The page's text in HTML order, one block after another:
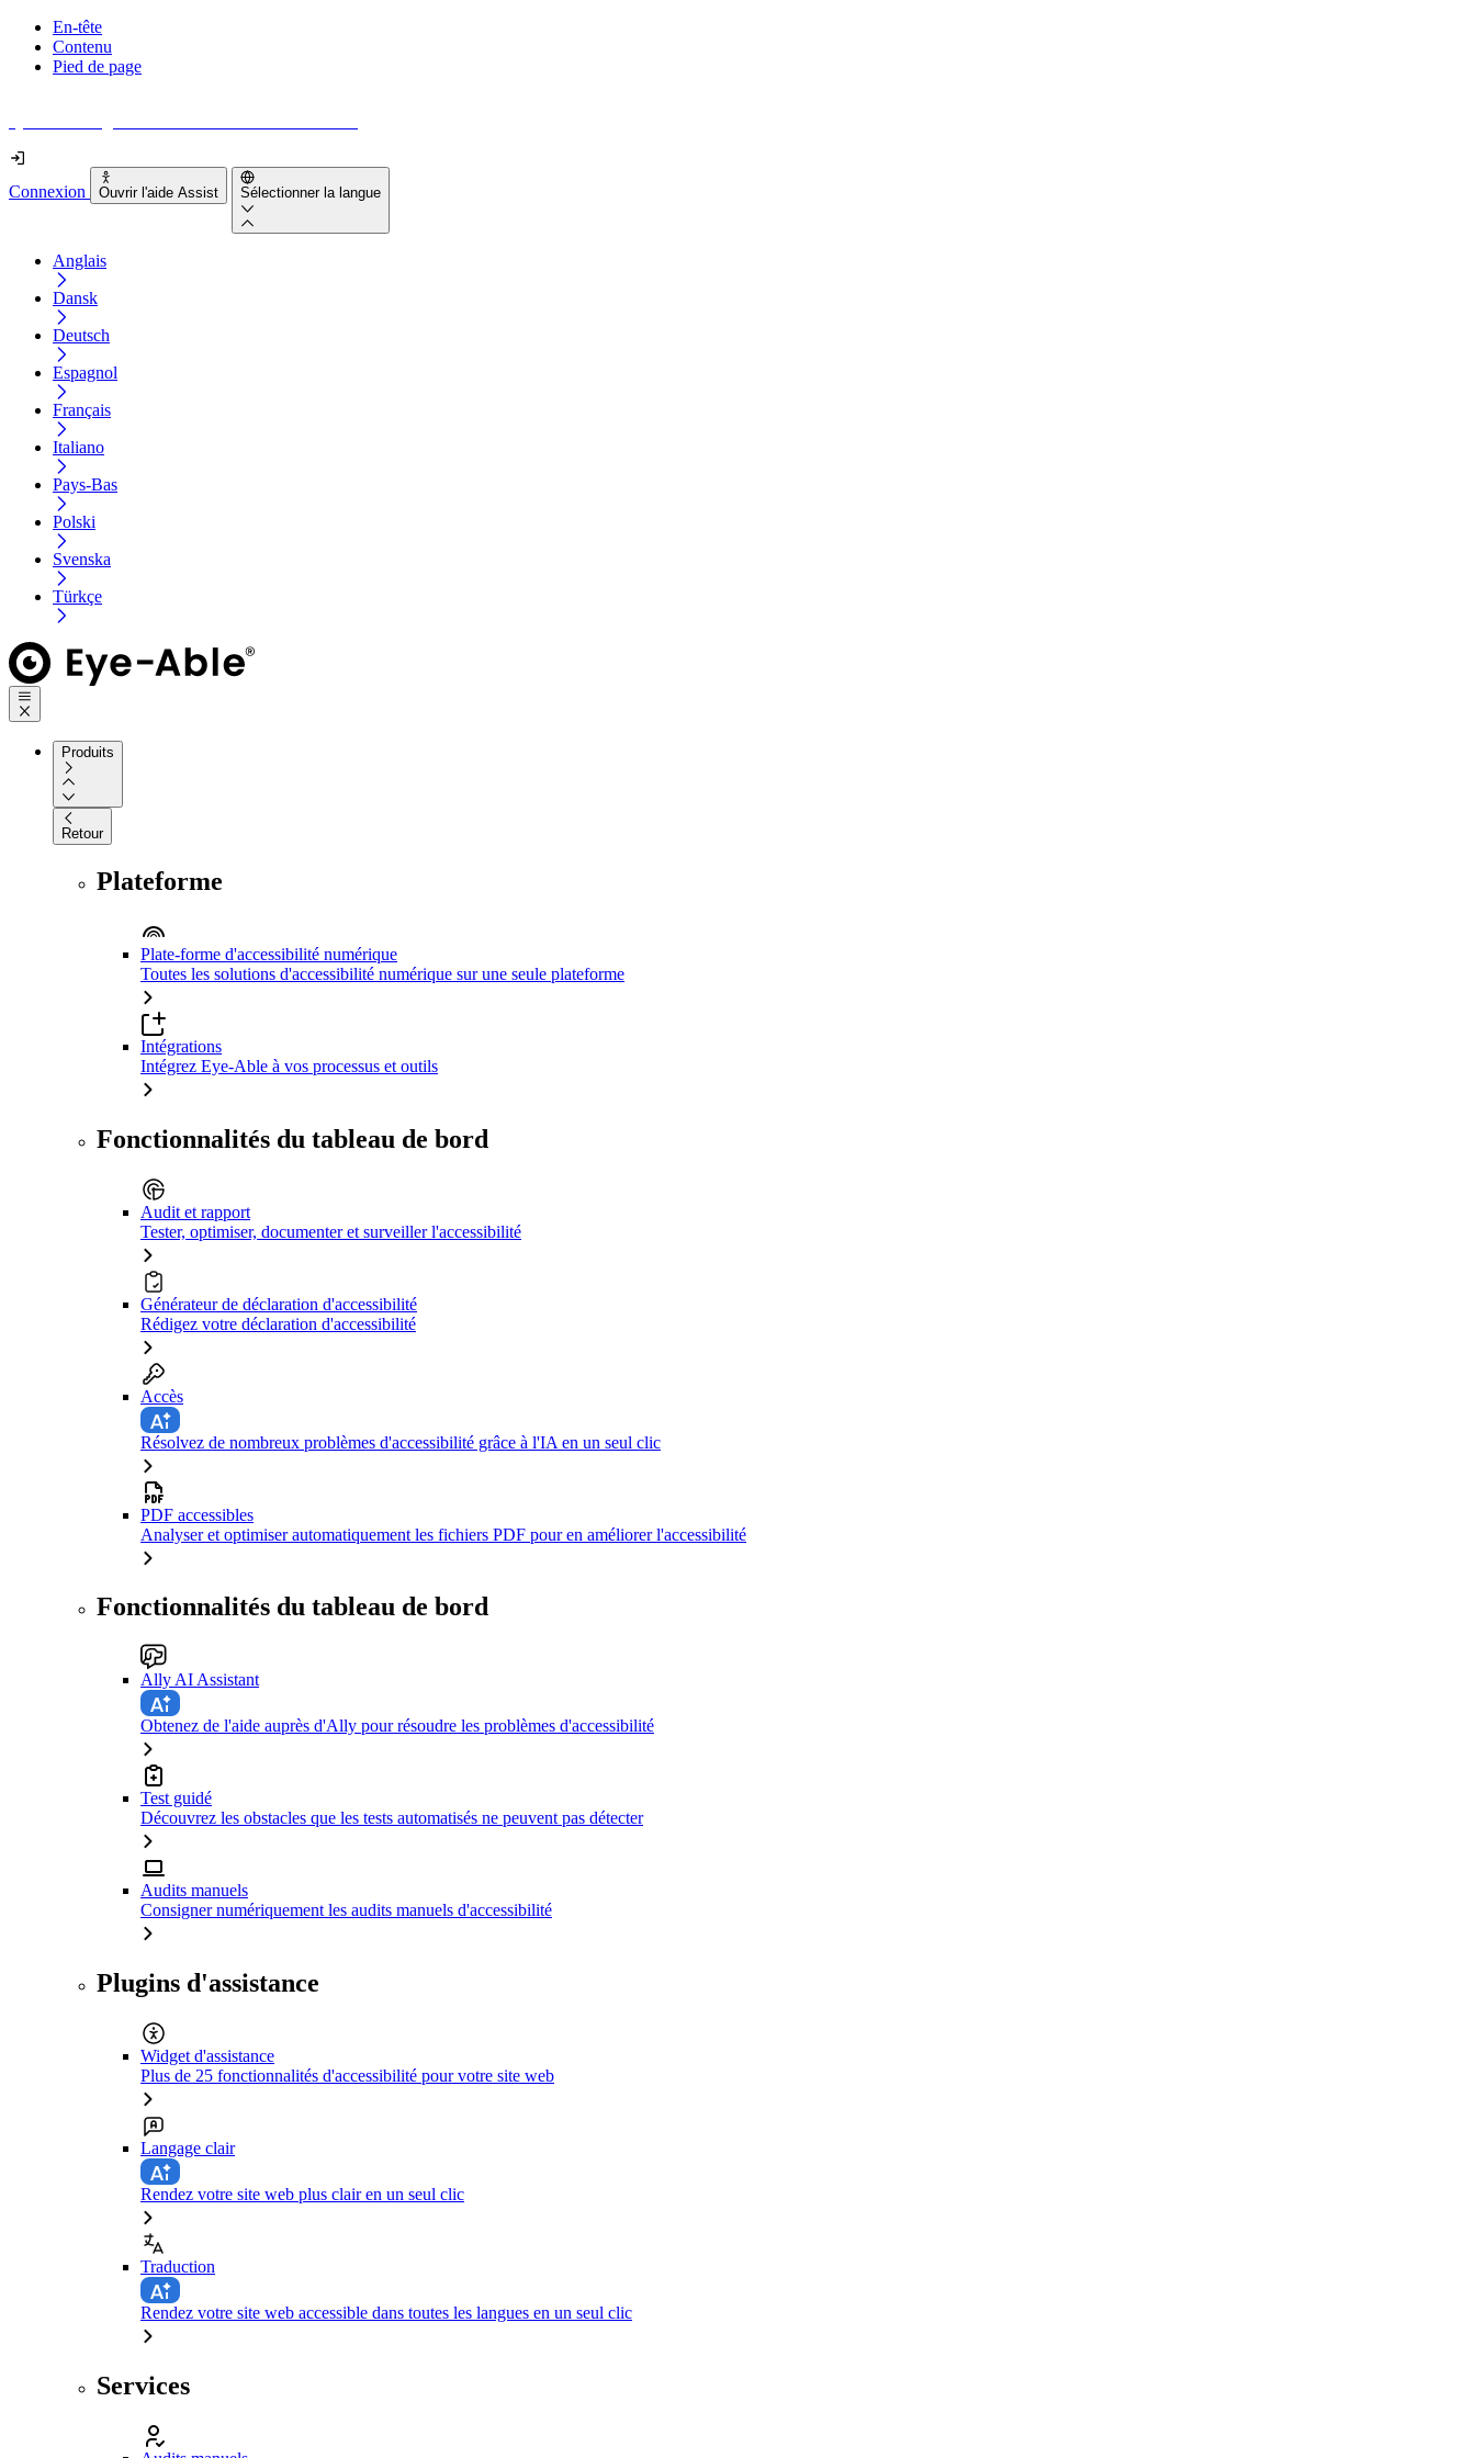
En-tête
Contenu
Pied de page
Connexion Ouvrir l'aide Assist Sélectionner la langue
Anglais
Dansk
Deutsch
Espagnol
Français
Italiano
Pays-Bas
Polski
Svenska
Türkçe
Produits
Retour
Plateforme
Plate-forme d'accessibilité numérique
Toutes les solutions d'accessibilité numérique sur une seule plateforme
Intégrations
Intégrez Eye-Able à vos processus et outils
Fonctionnalités du tableau de bord
Audit et rapport
Tester, optimiser, documenter et surveiller l'accessibilité
Générateur de déclaration d'accessibilité
Rédigez votre déclaration d'accessibilité
Accès
Résolvez de nombreux problèmes d'accessibilité grâce à l'IA en un seul clic
PDF accessibles
Analyser et optimiser automatiquement les fichiers PDF pour en améliorer l'accessibilité
Fonctionnalités du tableau de bord
Ally AI Assistant
Obtenez de l'aide auprès d'Ally pour résoudre les problèmes d'accessibilité
Test guidé
Découvrez les obstacles que les tests automatisés ne peuvent pas détecter
Audits manuels
Consigner numériquement les audits manuels d'accessibilité
Plugins d'assistance
Widget d'assistance
Plus de 25 fonctionnalités d'accessibilité pour votre site web
Langage clair
Rendez votre site web plus clair en un seul clic
Traduction
Rendez votre site web accessible dans toutes les langues en un seul clic
Services